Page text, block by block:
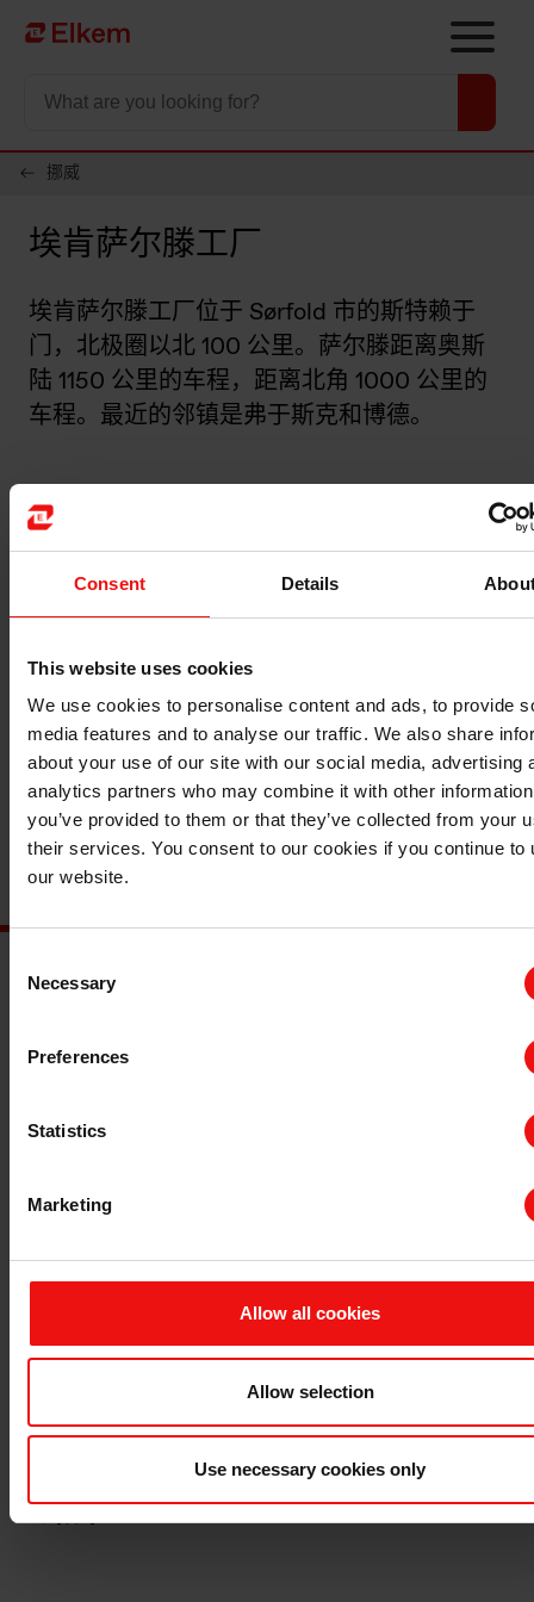
Consent Details
This website uses cookies
We use cookies to personalise content and ads, to provide
media features and to analyse our traffic. We also share
about your use of our site with our social media, advertising
analytics partners who may combine it with other
you’ve provided to them or that they’ve collected from your
their services. You consent to our cookies if you continue to
our website.
Selection
Necessary
Preferences
Statistics
Marketing
Allow all cookies
Allow selection
Use necessary cookies only
Skip to main content
To start page
挪威
埃肯萨尔滕工厂
埃肯萨尔滕工厂位于 Sørfold 市的斯特赖于
门，北极圈以北 100 公里。萨尔滕距离奥斯
陆 1150 公里的车程，距离北角 1000 公里的
车程。最近的邻镇是弗于斯克和博德。
历史
1972 年，第三台熔炉也是最大的熔炉开始生产硅铁。
多年来，业务已升级为更高的硅纯度，埃肯萨尔滕工厂现
已成为全球最大、最现代化的硅材料工厂之一，出口全球
硅和硅粉产品。
产品
埃肯萨尔滕工厂的主要产品是纯度在 96-99％ 之间的
硅、埃肯Microsilica 和 SIDISTAR 微硅粉。
查询 TDS/SDS
最新ESG报告
法规信息
条款与条件
发票信息
与埃肯的首次业务联系
公司咨询